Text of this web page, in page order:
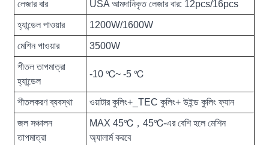
লেজার বার USA আমদানিকৃত লেজার বার: 12pcs/16pcs
হ্যান্ডেল পাওয়ার 1200W/1600W
মেশিন পাওয়ার 3500W
শীতল তাপমাত্রা
হ্যান্ডেল
-10 ℃~ -5 ℃
শীতলকরণ ব্যবস্থা ওয়াটার কুলিং+_TEC কুলিং+ উইন্ড কুলিং ফ্যান
জল সঞ্চালন
তাপমাত্রা
MAX 45℃，45℃-এর বেশি হলে মেশিন
অ্যালার্ম করবে